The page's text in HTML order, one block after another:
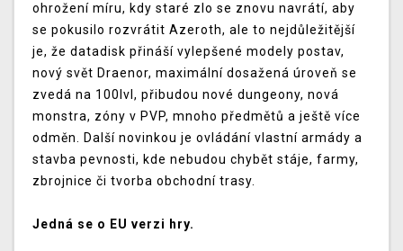
ohrožení míru, kdy staré zlo se znovu navrátí, aby
se pokusilo rozvrátit Azeroth, ale to nejdůležitější
je, že datadisk přináší vylepšené modely postav,
nový svět Draenor, maximální dosažená úroveň se
zvedá na 100lvl, přibudou nové dungeony, nová
monstra, zóny v PVP, mnoho předmětů a ještě více
odměn. Další novinkou je ovládání vlastní armády a
stavba pevnosti, kde nebudou chybět stáje, farmy,
zbrojnice či tvorba obchodní trasy.
Jedná se o EU verzi hry.